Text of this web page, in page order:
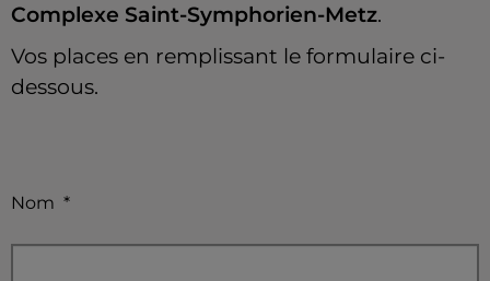
Complexe Saint-Symphorien-Metz.
Vos places en remplissant le formulaire ci-
dessous.
Nom *